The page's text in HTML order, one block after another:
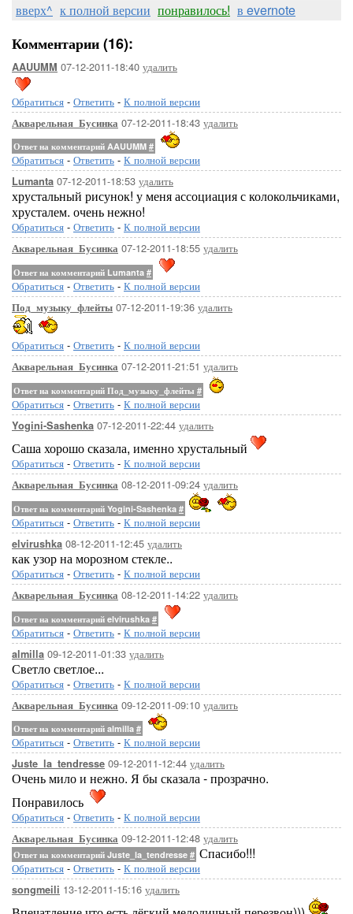
вверх^ к полной версии понравилось! в evernote
Комментарии (16):
AAUUMM 07-12-2011-18:40 удалить
Обратиться - Ответить - К полной версии
Акварельная_Бусинка 07-12-2011-18:43 удалить
Ответ на комментарий AAUUMM #
Обратиться - Ответить - К полной версии
Lumanta 07-12-2011-18:53 удалить
хрустальный рисунок! у меня ассоциация с колокольчиками,
хрусталем. очень нежно!
Обратиться - Ответить - К полной версии
Акварельная_Бусинка 07-12-2011-18:55 удалить
Ответ на комментарий Lumanta #
Обратиться - Ответить - К полной версии
Под_музыку_флейты 07-12-2011-19:36 удалить
Обратиться - Ответить - К полной версии
Акварельная_Бусинка 07-12-2011-21:51 удалить
Ответ на комментарий Под_музыку_флейты #
Обратиться - Ответить - К полной версии
Yogini-Sashenka 07-12-2011-22:44 удалить
Саша хорошо сказала, именно хрустальный
Обратиться - Ответить - К полной версии
Акварельная_Бусинка 08-12-2011-09:24 удалить
Ответ на комментарий Yogini-Sashenka #
Обратиться - Ответить - К полной версии
elvirushka 08-12-2011-12:45 удалить
как узор на морозном стекле..
Обратиться - Ответить - К полной версии
Акварельная_Бусинка 08-12-2011-14:22 удалить
Ответ на комментарий elvirushka #
Обратиться - Ответить - К полной версии
almilla 09-12-2011-01:33 удалить
Светло светлое...
Обратиться - Ответить - К полной версии
Акварельная_Бусинка 09-12-2011-09:10 удалить
Ответ на комментарий almilla #
Обратиться - Ответить - К полной версии
Juste_la_tendresse 09-12-2011-12:44 удалить
Очень мило и нежно. Я бы сказала - прозрачно.
Понравилось
Обратиться - Ответить - К полной версии
Акварельная_Бусинка 09-12-2011-12:48 удалить
Ответ на комментарий Juste_la_tendresse # Спасибо!!!
Обратиться - Ответить - К полной версии
songmeili 13-12-2011-15:16 удалить